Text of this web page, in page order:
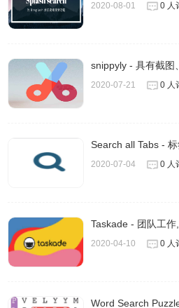
2020-08-01 0 人
snippyly - 具有截图
2020-07-21 0 人
Search all Tabs -
2020-07-04 0 人
Taskade - 团队工
2020-04-10 0 人
Word Search